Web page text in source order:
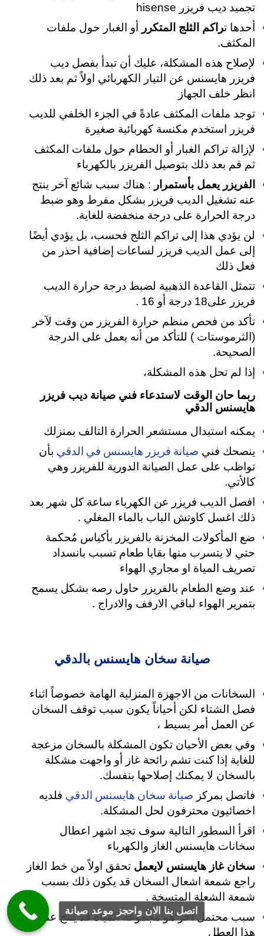
تجميد ديب فريزر hisense
أحدها تراكم الثلج المتكرر أو الغبار حول ملفات
المكثف.
لإصلاح هذه المشكلة، عليك أن تبدأ بفصل ديب
فريزر هايسنس عن التيار الكهربائي اولاً ثم بعد ذلك
انظر خلف الجهاز
توجد ملفات المكثف عادةً في الجزء الخلفي للديب
فريزر استخدم مكنسة كهربائية صغيرة
لإزالة تراكم الغبار أو الحطام حول ملفات المكثف
ثم قم بعد ذلك بتوصيل الفريزر بالكهرباء
الفريزر يعمل بأستمرار : هناك سبب شائع آخر ينتج
عنه تشغيل الديب فريزر بشكل مفرط وهو ضبط
درجة الحرارة على درجة منخفضة للغاية.
لن يؤدي هذا إلى تراكم الثلج فحسب، بل يؤدي أيضًا
إلى عمل الديب فريزر لساعات إضافية احذر من
فعل ذلك
تتمثل القاعدة الذهبية لضبط درجة حرارة الديب
فريزر على18 درجة أو 16 .
تأكد من فحص منظم حرارة الفريزر من وقت لآخر
(الثرموستات ) للتأكد من أنه يعمل على الدرجة
الصحيحة.
إذا لم تحل هذه المشكلة،
ربما حان الوقت لاستدعاء فني صيانة ديب فريزر
هايسنس الدقي
يمكنه استبدال مستشعر الحرارة التالف بمنزلك
ينصحك فني صيانة فريزر هايسنس في الدقي بأن
تواظب على عمل الصيانة الدورية للفريزر وهي
كالأتي.
افصل الديب فريزر عن الكهرباء ساعة كل شهر بعد
ذلك اغسل كاوتش الباب بالماء المغلي .
ضع المأكولات المخزنة بالفريزر بأكياس مُحكمة
حتي لا يتسرب منها بقايا طعام تسبب بانسداد
تصريف المياة او مجاري الهواء
عند وضع الطعام بالفريزر حاول رصه بشكل يسمح
بتمرير الهواء لباقي الارفف والادراج .
صيانة سخان هايسنس بالدقي
السخانات من الاجهزة المنزلية الهامة خصوصاً اثناء
فصل الشتاء لكن أحياناً يكون سبب توقف السخان
عن العمل أمر بسيط ،
وفي بعض الأحيان تكون المشكلة بالسخان مزعجة
للغاية إذا كنت تشم رائحة غاز أو واجهت مشكلة
بالسخان لا يمكنك إصلاحها بنفسك.
فاتصل بمركز صيانة سخان هايسنس الدقي فلديه
اخصائيون محترفون لحل المشكلة.
اقرأ السطور التالية سوف تجد اشهر اعطال
سخانات هايسنس الغاز والكهرباء
سخان غاز هايسنس لايعمل تحقق اولاً من خط الغاز
راجع شمعة اشعال السخان قد يكون ذلك بسبب
شمعة الشعلة المتسخة .
سبب محتمل آخر هو مجموعة المياة قد ينتج عنها
هذا العطل
اتصل بنا الان واحجز موعد صيانة